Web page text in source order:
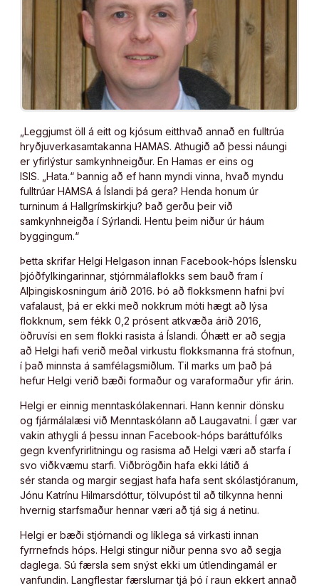
„Leggjumst öll á eitt og kjósum eitthvað annað en fulltrúa
hryðjuverkasamtakanna HAMAS. Athugið að þessi náungi
er yfirlýstur samkynhneigður. En Hamas er eins og
ISIS. „Hata.“ Þannig að ef hann myndi vinna, hvað myndu
fulltrúar HAMSA á Íslandi þá gera? Henda honum úr
turninum á Hallgrímskirkju? Það gerðu þeir við
samkynhneigða í Sýrlandi. Hentu þeim niður úr háum
byggingum.“
Þetta skrifar Helgi Helgason innan Facebook-hóps Íslensku
þjóðfylkingarinnar, stjórnmálaflokks sem bauð fram í
Alþingiskosningum árið 2016. Þó að flokksmenn hafni því
vafalaust, þá er ekki með nokkrum móti hægt að lýsa
flokknum, sem fékk 0,2 prósent atkvæða árið 2016,
öðruvísi en sem flokki rasista á Íslandi. Óhætt er að segja
að Helgi hafi verið meðal virkustu flokksmanna frá stofnun,
í það minnsta á samfélagsmiðlum. Til marks um það þá
hefur Helgi verið bæði formaður og varaformaður yfir árin.
Helgi er einnig menntaskólakennari. Hann kennir dönsku
og fjármálalæsi við Menntaskólann að Laugavatni. Í gær var
vakin athygli á þessu innan Facebook-hóps baráttufólks
gegn kvenfyrirlitningu og rasisma að Helgi væri að starfa í
svo viðkvæmu starfi. Viðbrögðin hafa ekki látið á
sér standa og margir segjast hafa hafa sent skólastjóranum,
Jónu Katrínu Hilmarsdóttur, tölvupóst til að tilkynna henni
hvernig starfsmaður hennar væri að tjá sig á netinu.
Helgi er bæði stjórnandi og líklega sá virkasti innan
fyrrnefnds hóps. Helgi stingur niður penna svo að segja
daglega. Sú færsla sem snýst ekki um útlendingamál er
vanfundin. Langflestar færslurnar tjá þó í raun ekkert annað